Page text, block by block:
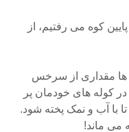
کوه می رفتیم، از
ها مقداری از سرخس
کوله های خودمان پر
با آب و نمک پخته شود.
می ماند!